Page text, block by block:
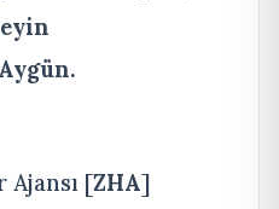
Ajansı [ZHA]